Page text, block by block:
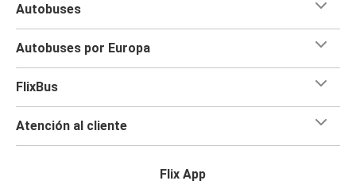
Autobuses
Autobuses por Europa
FlixBus
Atención al cliente
Flix App